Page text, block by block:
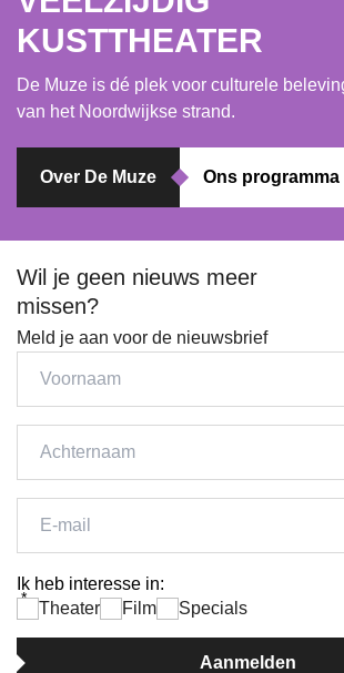
KUSTTHEATER
De Muze is dé plek voor culturele
van het Noordwijkse strand.
Over De Muze Ons programma
Wil je geen nieuws meer
missen?
Meld je aan voor de nieuwsbrief
Ik heb interesse in:
*
Theater Film Specials
mail
Aanmelden